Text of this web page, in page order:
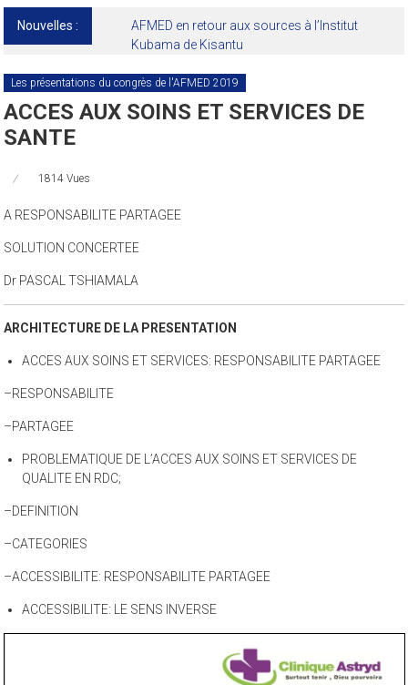
Nouvelles :
AFMED en retour aux sources à l’Institut
Kubama de Kisantu
Les présentations du congrès de l'AFMED 2019
ACCES AUX SOINS ET SERVICES DE
SANTE
1814 Vues
A RESPONSABILITE PARTAGEE
SOLUTION CONCERTEE
Dr PASCAL TSHIAMALA
ARCHITECTURE DE LA PRESENTATION
ACCES AUX SOINS ET SERVICES: RESPONSABILITE PARTAGEE
–RESPONSABILITE
–PARTAGEE
PROBLEMATIQUE DE L’ACCES AUX SOINS ET SERVICES DE
QUALITE EN RDC;
–DEFINITION
–CATEGORIES
–ACCESSIBILITE: RESPONSABILITE PARTAGEE
ACCESSIBILITE: LE SENS INVERSE